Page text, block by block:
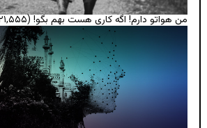
من هواتو دارم! اگه کاری هست بهم بگو!(۲۱,۵۵۵)